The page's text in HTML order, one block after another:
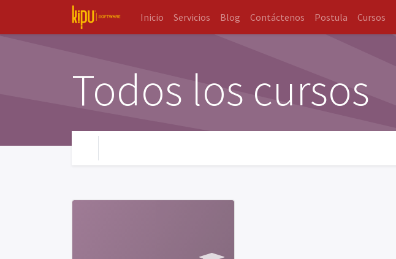
Inicio Servicios Blog Contáctenos Postula Cursos
Todos los cursos